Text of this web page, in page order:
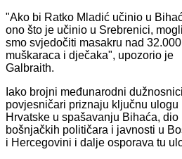
"Ako bi Ratko Mladić učinio u
ono što je učinio u Srebrenici, mogli
smo svjedočiti masakru nad 32.000
muškaraca i dječaka", upozorio je
Galbraith.
Iako brojni međunarodni
povjesničari priznaju ključnu ulogu
Hrvatske u spašavanju Bihaća, dio
bošnjačkih političara i javnosti u
i Hercegovini i dalje osporava tu